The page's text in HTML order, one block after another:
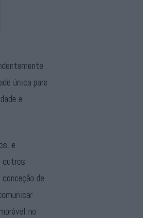
única para
e
e
outros
de
no